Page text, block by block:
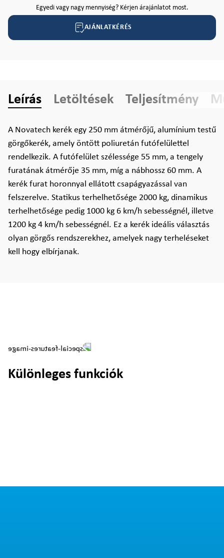
Egyedi vagy nagy mennyiség? Kérjen árajánlatot most.
AJÁNLATKÉRÉS
Leírás Letöltések Teljesítmény
A Novatech kerék egy 250 mm átmérőjű, alumínium testű
görgőkerék, amely öntött poliuretán futófelülettel
rendelkezik. A futófelület szélessége 55 mm, a tengely
furatának átmérője 35 mm, míg a nábhossz 60 mm. A
kerék furat horonnyal ellátott csapágyazással van
felszerelve. Statikus terhelhetősége 2000 kg, dinamikus
terhelhetősége pedig 1000 kg 6 km/h sebességnél, illetve
1200 kg 4 km/h sebességnél. Ez a kerék ideális választás
olyan görgős rendszerekhez, amelyek nagy terheléseket
kell hogy elbírjanak.
Különleges funkciók